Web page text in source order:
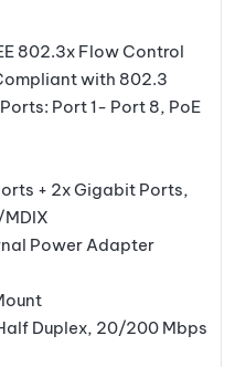
802.3x Flow Control
with 802.3
Port 1- Port 8, PoE
+ 2x Gigabit Ports,
Power Adapter
Duplex, 20/200 Mbps